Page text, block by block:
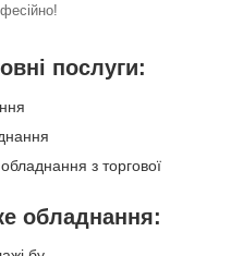
послуги:
з торгової
обладнання: